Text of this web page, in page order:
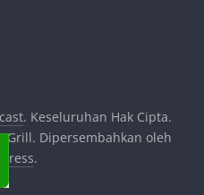
. Keseluruhan Hak Cipta.
Dipersembahkan oleh
.